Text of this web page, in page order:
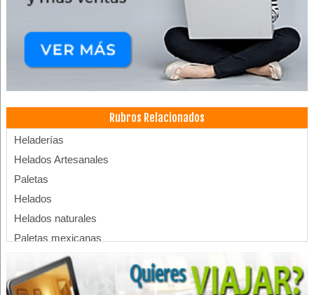
Rubros Relacionados
Heladerías
Helados Artesanales
Paletas
Helados
Helados naturales
Paletas mexicanas
Snack